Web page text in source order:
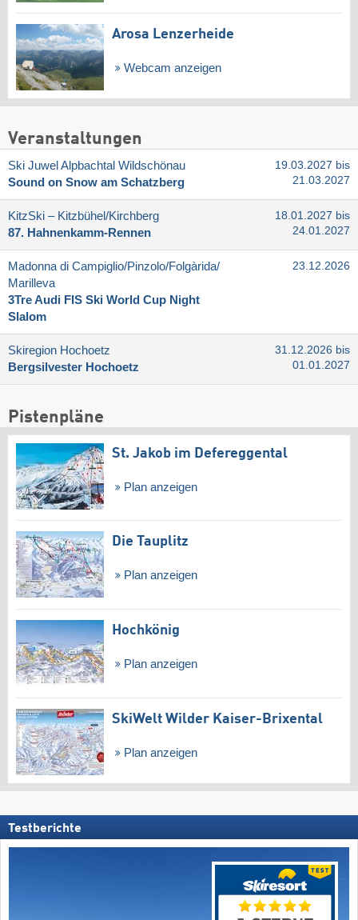
Arosa Lenzerheide
Webcam anzeigen
Veranstaltungen
Ski Juwel Alpbachtal Wildschönau
Sound on Snow am Schatzberg
19.03.2027 bis
21.03.2027
KitzSki – Kitzbühel/​Kirchberg
87. Hahnenkamm-Rennen
18.01.2027 bis
24.01.2027
Madonna di Campiglio/​Pinzolo/​Folgàrida/​
Marilleva
3Tre Audi FIS Ski World Cup Night
Slalom
23.12.2026
Skiregion Hochoetz
Bergsilvester Hochoetz
31.12.2026 bis
01.01.2027
Pistenpläne
St. Jakob im Defereggental
Plan anzeigen
Die Tauplitz
Plan anzeigen
Hochkönig
Plan anzeigen
SkiWelt Wilder Kaiser-Brixental
Plan anzeigen
Testberichte